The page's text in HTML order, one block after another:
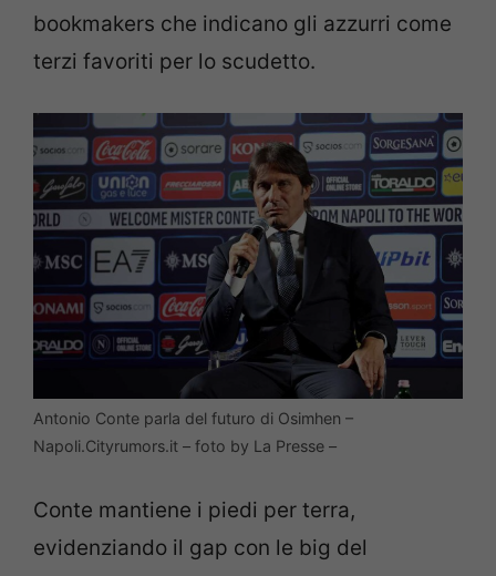
bookmakers che indicano gli azzurri come
terzi favoriti per lo scudetto.
Antonio Conte parla del futuro di Osimhen –
Napoli.Cityrumors.it – foto by La Presse –
Conte mantiene i piedi per terra,
evidenziando il gap con le big del